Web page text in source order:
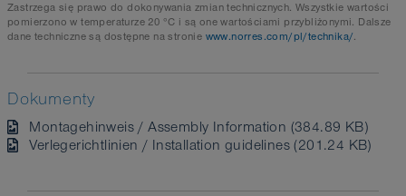
Zastrzega się prawo do dokonywania zmian technicznych. Wszystkie wartości
pomierzono w temperaturze 20 °C i są one wartościami przybliżonymi. Dalsze
dane techniczne są dostępne na stronie www.norres.com/pl/technika/.
Dokumenty
Montagehinweis / Assembly Information (384.89 KB)
Verlegerichtlinien / Installation guidelines (201.24 KB)